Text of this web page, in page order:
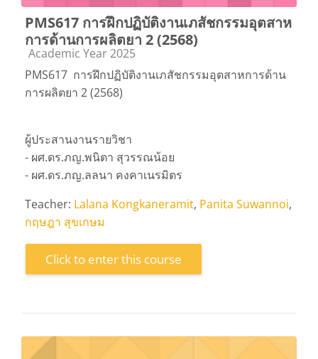
PMS617 การฝึกปฏิบัติงานเภสัชกรรมอุตสาห
การด้านการผลิตยา 2 (2568)
Course category
Academic Year 2025
PMS617 การฝึกปฏิบัติงานเภสัชกรรมอุตสาหการด้าน
การผลิตยา 2 (2568)
ผู้ประสานงานรายวิชา
- ผศ.ดร.ภญ.พนิตา สุวรรณน้อย
- ผศ.ดร.ภญ.ลลนา คงคาเนรมิตร
Teacher: Lalana Kongkaneramit, Panita Suwannoi,
กฤษฎา สุขเกษม
Click to enter this course